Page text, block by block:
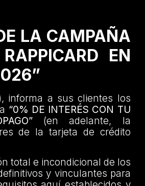
LA CAMPAÑA
EN
informa a sus clientes los
“0% DE INTERÉS CON TU
(en adelante, la
de la tarjeta de crédito
total e incondicional de los
y vinculantes para